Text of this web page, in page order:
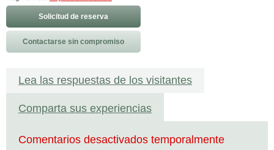
Solicitud de reserva
Contactarse sin compromiso
Lea las respuestas de los visitantes
Comparta sus experiencias
Comentarios desactivados temporalmente